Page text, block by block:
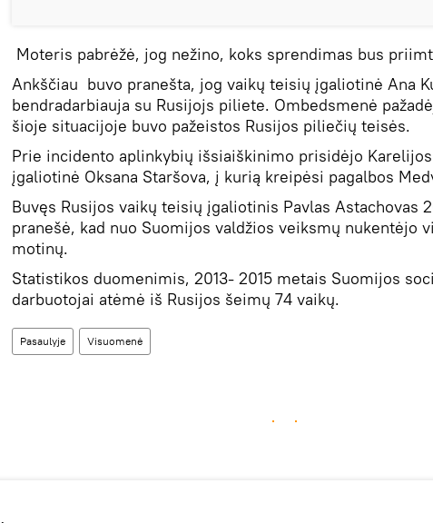
Moteris pabrėžė, jog nežino, koks sprendimas bus
Ankščiau buvo pranešta, jog vaikų teisių įgaliotinė Ana
bendradarbiauja su Rusijojs piliete. Ombedsmenė
šioje situacijoje buvo pažeistos Rusijos piliečių teisės.
Prie incidento aplinkybių išsiaiškinimo prisidėjo
įgaliotinė Oksana Staršova, į kurią kreipėsi pagalbos
Buvęs Rusijos vaikų teisių įgaliotinis Pavlas Astachovas
pranešė, kad nuo Suomijos valdžios veiksmų nukentėjo
motinų.
Statistikos duomenimis, 2013- 2015 metais Suomijos
darbuotojai atėmė iš Rusijos šeimų 74 vaikų.
Pasaulyje Visuomenė